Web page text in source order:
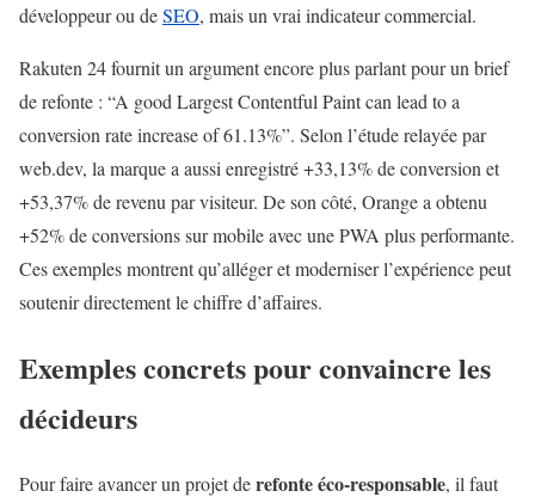
développeur ou deSEO, mais un vrai indicateur commercial.
Rakuten 24 fournit un argument encore plus parlant pour un brief
de refonte : “A good Largest Contentful Paint can lead to a
conversion rate increase of 61.13%”. Selon l’étude relayée par
web.dev, la marque a aussi enregistré +33,13% de conversion et
+53,37% de revenu par visiteur. De son côté, Orange a obtenu
+52% de conversions sur mobile avec une PWA plus performante.
Ces exemples montrent qu’alléger et moderniser l’expérience peut
soutenir directement le chiffre d’affaires.
Exemples concrets pour convaincre les
décideurs
Pour faire avancer un projet derefonte éco-responsable, il faut